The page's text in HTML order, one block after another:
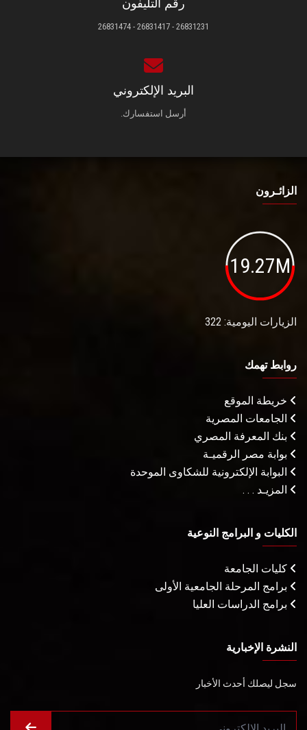
رقم التليفون
26831231 - 26831417 - 26831474
البريد الإلكتروني
أرسل استفسارك.
الزائـرون
19.27M
الزيارات اليومية: 322
روابط تهمك
خريطة الموقع
الجامعات المصرية
بنك المعرفة المصري
بوابة مصر الرقميـة
البوابة الإلكترونية للشكاوى الموحدة
المزيـد . . .
الكليات و البرامج النوعية
كليات الجامعة
برامج المرحلة الجامعية الأولى
برامج الدراسات العليا
النشرة الإخبارية
سجل ليصلك أحدث الأخبار